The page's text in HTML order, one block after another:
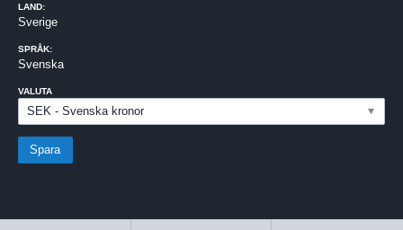
LAND:
Sverige
SPRÅK:
Svenska
VALUTA